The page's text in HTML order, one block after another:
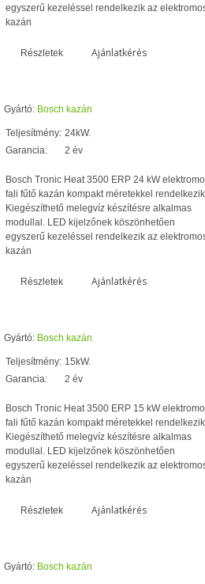
egyszerű kezeléssel rendelkezik az
kazán
Részletek Ajánlatkérés
Gyártó: Bosch kazán
Teljesítmény: 24kW.
Garancia:
2 év
Bosch Tronic Heat 3500 ERP 24 kW
fali fűtő kazán kompakt méretekkel
Kiegészíthető melegvíz készítésre alkalmas
modullal. LED kijelzőnek köszönhetően
egyszerű kezeléssel rendelkezik az
kazán
Részletek Ajánlatkérés
Gyártó: Bosch kazán
Teljesítmény: 15kW.
Garancia:
2 év
Bosch Tronic Heat 3500 ERP 15 kW
fali fűtő kazán kompakt méretekkel
Kiegészíthető melegvíz készítésre alkalmas
modullal. LED kijelzőnek köszönhetően
egyszerű kezeléssel rendelkezik az
kazán
Részletek Ajánlatkérés
Gyártó: Bosch kazán